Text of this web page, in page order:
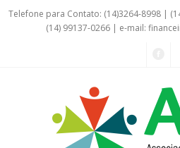
Telefone para Contato: (14)3264-8998 |
(14) 99137-0266 | e-mail: